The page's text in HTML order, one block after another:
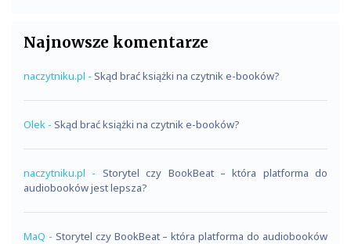
Najnowsze komentarze
naczytniku.pl - Skąd brać książki na czytnik e-booków?
Olek - Skąd brać książki na czytnik e-booków?
naczytniku.pl - Storytel czy BookBeat – która platforma do
audiobooków jest lepsza?
MaQ - Storytel czy BookBeat – która platforma do audiobooków